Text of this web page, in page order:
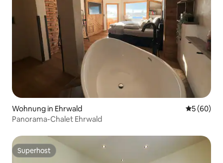
Wohnung in Ehrwald
5 (60)
Panorama-Chalet Ehrwald
Superhost
Superhost